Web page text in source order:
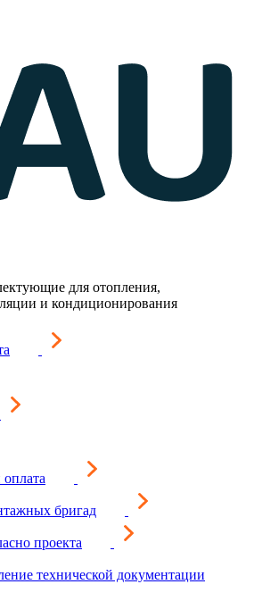
для отопления,
и кондиционирования
бригад
проекта
технической документации